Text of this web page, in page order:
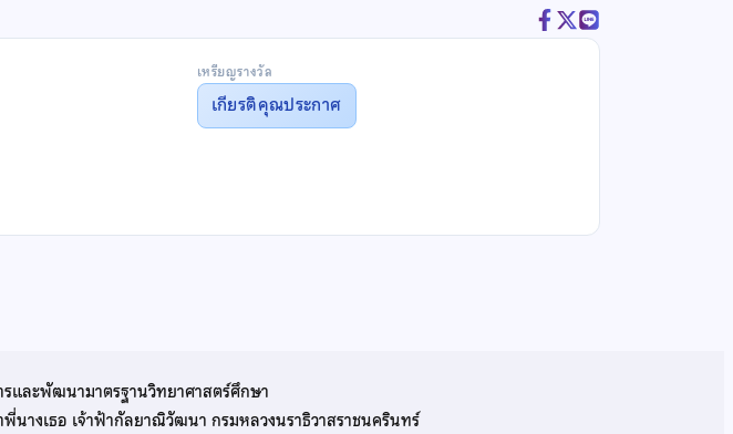
เหรียญรางวัล
เกียรติคุณประกาศ
รและพัฒนามาตรฐานวิทยาศาสตร์ศึกษา
นางเธอ เจ้าฟ้ากัลยาณิวัฒนา กรมหลวงนราธิวาสราชนครินทร์